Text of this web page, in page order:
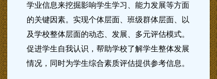
学业信息来挖掘影响学生学习、能力发展等方面
的关键因素。实现个体层面、班级群体层面、以
及学校整体层面的动态、发展、多元评估模式。
促进学生自我认识，帮助学校了解学生整体发展
情况，同时为学生综合素质评估提供参考信息。